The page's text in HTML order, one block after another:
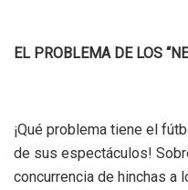
EL PROBLEMA DE LOS
¡Qué problema tiene el
de sus espectáculos!
concurrencia de hinchas a